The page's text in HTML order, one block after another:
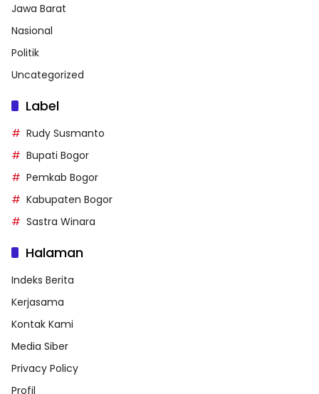
Jawa Barat
Nasional
Politik
Uncategorized
Label
Rudy Susmanto
Bupati Bogor
Pemkab Bogor
Kabupaten Bogor
Sastra Winara
Halaman
Indeks Berita
Kerjasama
Kontak Kami
Media Siber
Privacy Policy
Profil